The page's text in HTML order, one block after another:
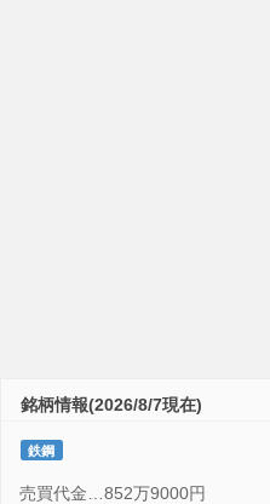
銘柄情報(2026/8/7現在)
鉄鋼
売買代金…852万9000円